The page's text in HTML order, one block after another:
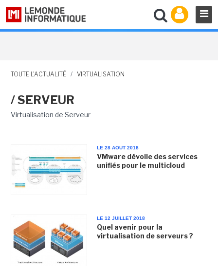
TOUTE L'ACTUALITÉ / VIRTUALISATION
/ SERVEUR
Virtualisation de Serveur
LE 28 AOUT 2018
VMware dévoile des services
unifiés pour le multicloud
LE 12 JUILLET 2018
Quel avenir pour la
virtualisation de serveurs ?